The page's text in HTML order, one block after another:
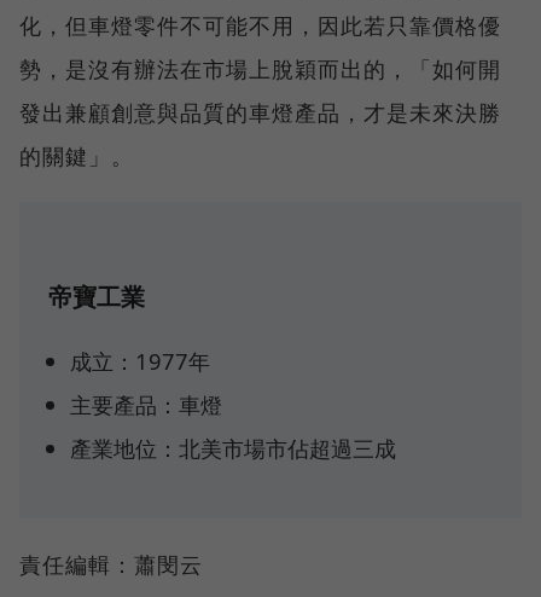
化，但車燈零件不可能不用，因此若只靠價格優
勢，是沒有辦法在市場上脫穎而出的，「如何開
發出兼顧創意與品質的車燈產品，才是未來決勝
的關鍵」。
帝寶工業
成立：1977年
主要產品：車燈
產業地位：北美市場市佔超過三成
責任編輯：蕭閔云